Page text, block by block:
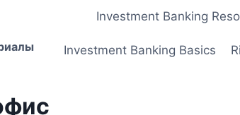
Investment Banking
Investment Banking Basics